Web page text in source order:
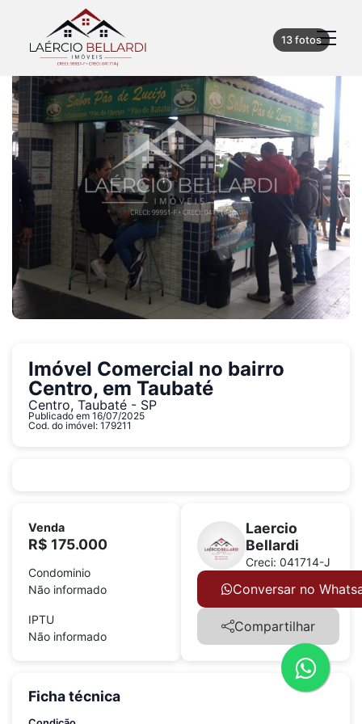
13 fotos
Imóvel Comercial no bairro
Centro, em Taubaté
Centro, Taubaté - SP
Publicado em 16/07/2025
Cod. do imóvel: 179211
Venda
R$ 175.000
Condominio
Não informado
IPTU
Não informado
Laercio
Bellardi
Creci: 041714-J
Conversar no
Compartilhar
Ficha técnica